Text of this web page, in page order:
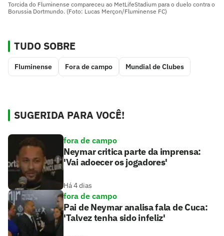
Torcida do Fluminense compareceu ao MetLifeStadium para o duelo contra o
Borussia Dortmundo. (Foto: Lucas Merçon/Fluminense FC)
TUDO SOBRE
Fluminense Fora de campo Mundial de Clubes
SUGERIDA PARA VOCÊ!
fora de campo
Neymar critica parte da imprensa:
'Vai adoecer os jogadores'
Há 4 dias
fora de campo
Pai de Neymar analisa fala de Cuca:
'Talvez tenha sido infeliz'